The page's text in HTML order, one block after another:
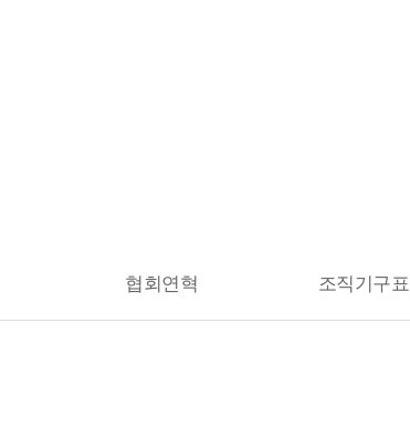
협회연혁 조직기구표